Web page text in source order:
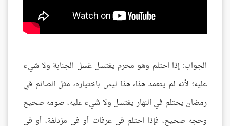
الجواب: إذا احتلم وهو محرم يغتسل غسل الجنابة ولا شيء
عليه؛ لأنه لم يتعمد هذا، هذا ليس باختياره، مثل الصائم في
رمضان يحتلم في النهار يغتسل ولا شيء عليه، صومه صحيح
وحجه صحيح، فإذا احتلم في عرفات أو في مزدلفة، أو في